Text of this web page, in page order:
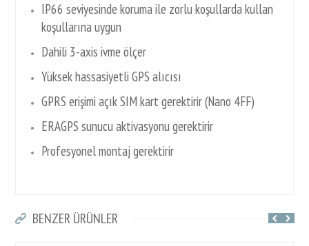
IP66 seviyesinde koruma ile zorlu koşullarda kullan
koşullarına uygun
Dahili 3-axis ivme ölçer
Yüksek hassasiyetli GPS alıcısı
GPRS erişimi açık SIM kart gerektirir (Nano 4FF)
ERAGPS sunucu aktivasyonu gerektirir
Profesyonel montaj gerektirir
BENZER ÜRÜNLER